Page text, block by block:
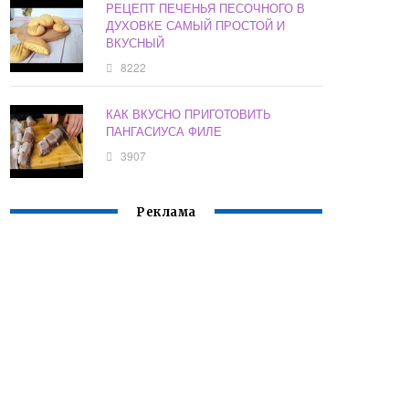
РЕЦЕПТ ПЕЧЕНЬЯ ПЕСОЧНОГО В
ДУХОВКЕ САМЫЙ ПРОСТОЙ И
ВКУСНЫЙ
8222
КАК ВКУСНО ПРИГОТОВИТЬ
ПАНГАСИУСА ФИЛЕ
3907
Реклама